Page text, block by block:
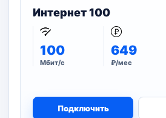
Интернет 100
100
Мбит/с
649
₽/мес
Подключить